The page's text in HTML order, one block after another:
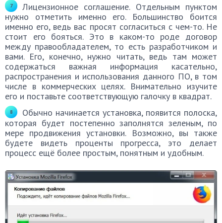
Лицензионное соглашение. Отдельным пунктом
нужно отметить именно его. Большинство боится
именно его, ведь вас просят согласиться с чем-то. Не
стоит его бояться. Это в каком-то роде договор
между правообладателем, то есть разработчиком и
вами. Его, конечно, нужно читать, ведь там может
содержаться важная информация касательно,
распространения и использования данного ПО, в том
числе в коммерческих целях. Внимательно изучите
его и поставьте соответствующую галочку в квадрат.
Обычно начинается установка, появится полоска,
которая будет постепенно заполнятся зеленым, по
мере продвижения установки. Возможно, вы также
будете видеть проценты прогресса, это делает
процесс ещё более простым, понятным и удобным.